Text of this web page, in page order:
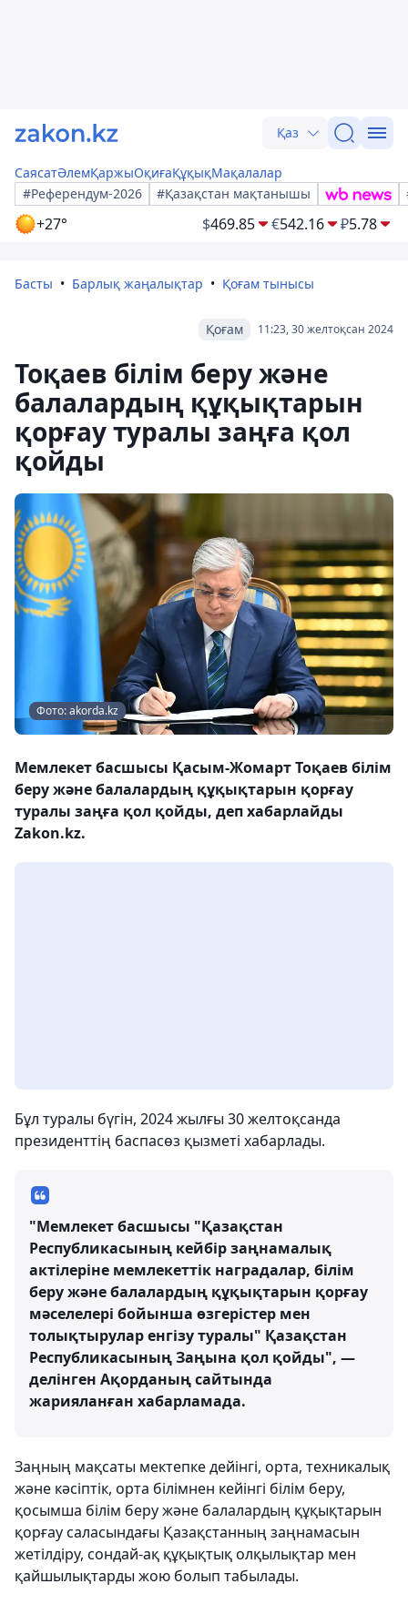
Қаз
СаясатӘлемҚаржыОқиғаҚұқықМақалалар
#Референдум-2026
#Қазақстан мақтанышы
+27° $469.85 €542.16 ₽5.78
Басты Барлық жаңалықтар Қоғам тынысы
11:23, 30 желтоқсан 2024
Қоғам
Тоқаев білім беру және
балалардың құқықтарын
қорғау туралы заңға қол
қойды
Фото: akorda.kz
Мемлекет басшысы Қасым-Жомарт Тоқаев білім
беру және балалардың құқықтарын қорғау
туралы заңға қол қойды, деп хабарлайды
Zakon.kz.
Бұл туралы бүгін, 2024 жылғы 30 желтоқсанда
президенттің баспасөз қызметі хабарлады.
"Мемлекет басшысы "Қазақстан
Республикасының кейбір заңнамалық
актілеріне мемлекеттік наградалар, білім
беру және балалардың құқықтарын қорғау
мәселелері бойынша өзгерістер мен
толықтырулар енгізу туралы" Қазақстан
Республикасының Заңына қол қойды", —
делінген Ақорданың сайтында
жарияланған хабарламада.
Заңның мақсаты мектепке дейінгі, орта, техникалық
және кәсіптік, орта білімнен кейінгі білім беру,
қосымша білім беру және балалардың құқықтарын
қорғау саласындағы Қазақстанның заңнамасын
жетілдіру, сондай-ақ құқықтық олқылықтар мен
қайшылықтарды жою болып табылады.